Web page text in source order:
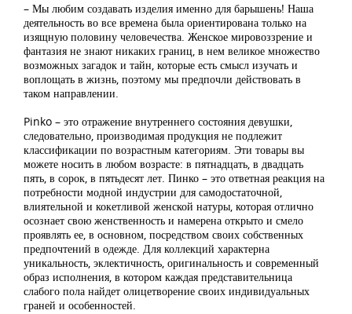
– Мы любим создавать изделия именно для барышень! Наша
деятельность во все времена была ориентирована только на
изящную половину человечества. Женское мировоззрение и
фантазия не знают никаких границ, в нем великое множество
возможных загадок и тайн, которые есть смысл изучать и
воплощать в жизнь, поэтому мы предпочли действовать в
таком направлении.
Pinko – это отражение внутреннего состояния девушки,
следовательно, производимая продукция не подлежит
классификации по возрастным категориям. Эти товары вы
можете носить в любом возрасте: в пятнадцать, в двадцать
пять, в сорок, в пятьдесят лет. Пинко – это ответная реакция на
потребности модной индустрии для самодостаточной,
влиятельной и кокетливой женской натуры, которая отлично
осознает свою женственность и намерена открыто и смело
проявлять ее, в основном, посредством своих собственных
предпочтений в одежде. Для коллекций характерна
уникальность, эклектичность, оригинальность и современный
образ исполнения, в котором каждая представительница
слабого пола найдет олицетворение своих индивидуальных
граней и особенностей.